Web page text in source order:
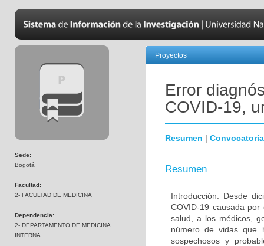
Sede:
Bogotá
Facultad:
2- FACULTAD DE MEDICINA
Dependencia:
2- DEPARTAMENTO DE MEDICINA
INTERNA
Proyectos
Error
COVID-19,
Resumen | Convocatoria
Resumen
Introducción: Desde
COVID-19 causada
salud, a los médicos,
número de vidas que
sospechosos y